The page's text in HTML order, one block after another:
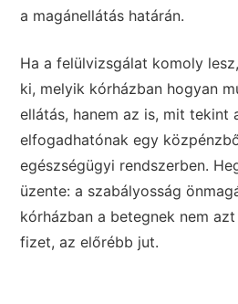
a magánellátás határán.
Ha a felülvizsgálat komoly
ki, melyik kórházban hogyan
ellátás, hanem az is, mit tekint
elfogadhatónak egy
egészségügyi rendszerben.
üzente: a szabályosság
kórházban a betegnek nem
fizet, az előrébb jut.